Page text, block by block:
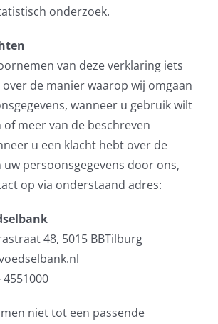
onderzoek.
van deze verklaring iets
de manier waarop wij omgaan
wanneer u gebruik wilt
of meer van de beschreven
u een klacht hebt over de
uw persoonsgegevens door ons,
op via onderstaand adres:
48, 5015 BBTilburg
4551000
niet tot een passende